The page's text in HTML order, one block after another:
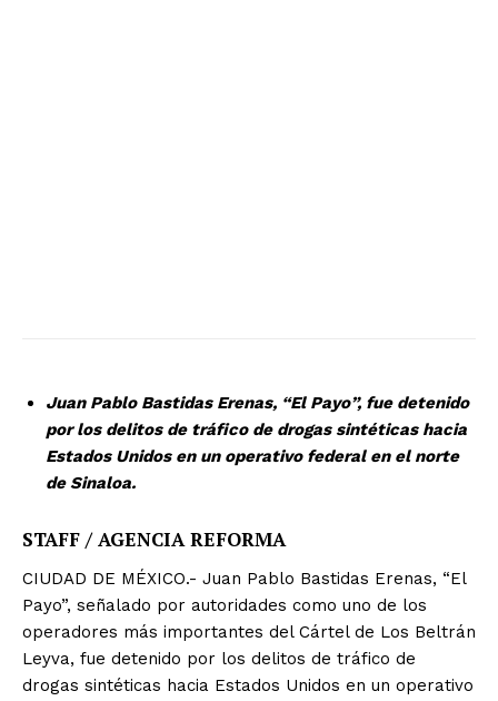
Juan Pablo Bastidas Erenas, “El Payo”, fue detenido
por los delitos de tráfico de drogas sintéticas hacia
Estados Unidos en un operativo federal en el norte
de Sinaloa.
STAFF / AGENCIA REFORMA
CIUDAD DE MÉXICO.- Juan Pablo Bastidas Erenas, “El
Payo”, señalado por autoridades como uno de los
operadores más importantes del Cártel de Los Beltrán
Leyva, fue detenido por los delitos de tráfico de
drogas sintéticas hacia Estados Unidos en un operativo